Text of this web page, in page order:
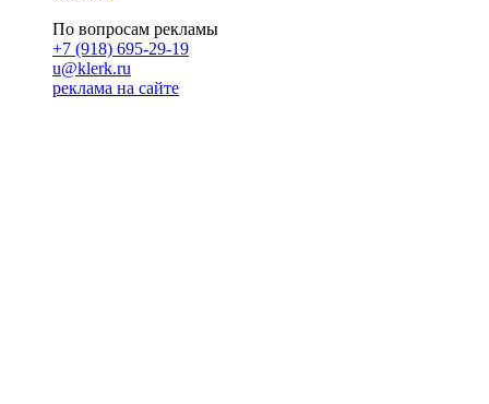
По вопросам рекламы
+7 (918) 695-29-19
u@klerk.ru
реклама на сайте